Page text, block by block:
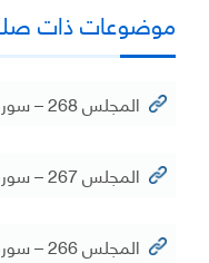
موضوعات ذات
المجلس 268 – سورة الحج (5) من آية 47 – 78
المجلس 267 – سورة الحج (4) من آية 34 – 46
المجلس 266 – سورة الحج (3) من آية 25 – 33